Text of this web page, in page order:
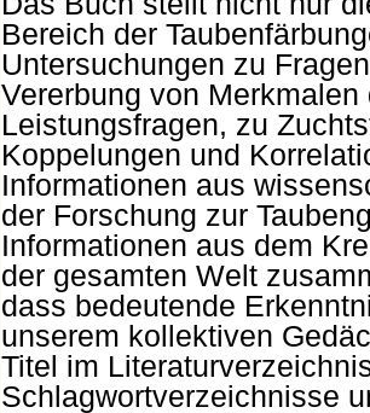
Bereich der
Untersuchungen zu
Vererbung von
Leistungsfragen, zu
Koppelungen und
Informationen aus
der Forschung zur
Informationen aus dem
der gesamten Welt
dass bedeutende
unserem kollektiven
Titel im
Schlagwortverzeichnisse